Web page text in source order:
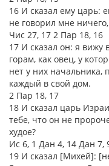
16 И сказал ему царь:
не говорил мне
Чис 27, 17 2 Пар 18, 16
17 И сказал он: я вижу
горам, как овец, у
нет у них начальника,
каждый в свой дом.
2 Пар 18, 17
18 И сказал царь
тебе, что он не
худое?
Ис 6, 1 Дан 4, 14 Дан 7,
19 И сказал [Михей]: